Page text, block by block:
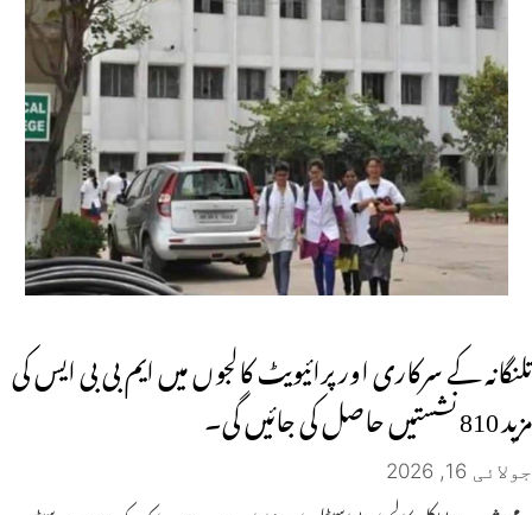
تلنگانہ کے سرکاری اور پرائیویٹ کالجوں میں ایم بی بی ایس کی
مزید 810 نشستیں حاصل کی جائیں گی۔
جولائی 16, 2026